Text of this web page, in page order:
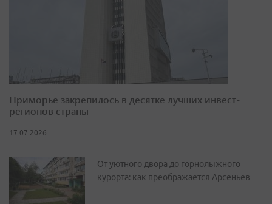
Приморье закрепилось в десятке лучших инвест-
регионов страны
17.07.2026
От уютного двора до горнолыжного
курорта: как преображается Арсеньев